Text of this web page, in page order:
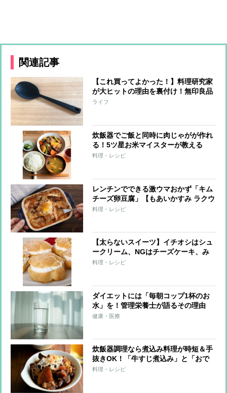
関連記事
【これ買ってよかった！】料理研究家
が大ヒットの理由を裏付け！無印良品
の『シリコーン調理スプーン』の実力
ライフ
炊飯器でご飯と同時に肉じゃがが作れ
る！5ツ星お米マイスターが教える
「一発定食」
料理・レシピ
レンチンでできる激ウマおかず「キム
チーズ卵豆腐」【もあいかすみ ラクウ
マレシピ】
料理・レシピ
【太らないスイーツ】イチオシはシュ
ークリーム、NGはチーズケーキ、み
たらし団子
料理・レシピ
ダイエットには「毎朝コップ1杯のお
水」を！管理栄養士が語るその理由
健康・医療
炊飯器調理なら煮込み料理が時短＆手
抜きOK！「牛すじ煮込み」と「おで
ん」のレシピ
料理・レシピ